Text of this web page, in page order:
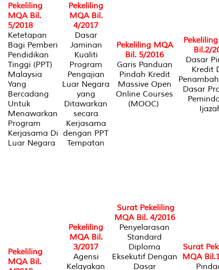
Pekeliling
MQA Bil.
5/2018
Ketetapan
Bagi Pemberi
Pendidikan
Tinggi (PPT)
Malaysia
Yang
Bercadang
Untuk
Menawarkan
Program
Kerjasama Di
Luar Negara
Pekeliling
MQA Bil.
4/2017
Dasar
Jaminan
Kualiti
Program
Pengajian
Luar Negara
yang
Ditawarkan
secara
Kerjasama
dengan PPT
Tempatan
Pekeliling MQA
Bil. 5/2016
Garis Panduan
Pindah Kredit
Massive Open
Online Courses
(MOOC)
Bil.2/
Dasar
Kredit
Dasar
Pekeliling
MQA Bil.
Pekeliling
MQA Bil.
3/2017
Agensi
Kelayakan
Surat Pekeliling
MQA Bil. 4/2016
Penyelarasan
Standard
Diploma
Eksekutif Dengan
Dasar
Surat
MQA